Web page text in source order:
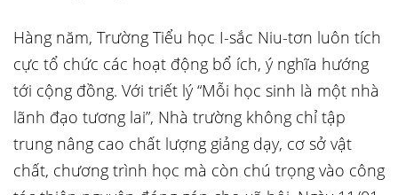
Hàng năm, Trường Tiểu học I-sắc Niu-tơn luôn tích
cực tổ chức các hoạt động bổ ích, ý nghĩa hướng
tới cộng đồng. Với triết lý “Mỗi học sinh là một nhà
lãnh đạo tương lai”, Nhà trường không chỉ tập
trung nâng cao chất lượng giảng dạy, cơ sở vật
chất, chương trình học mà còn chú trọng vào công